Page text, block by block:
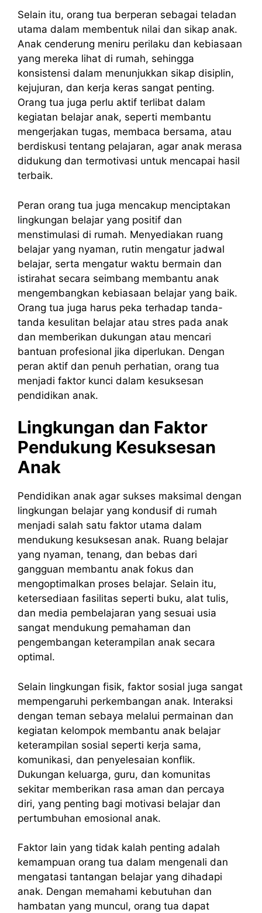
Selain itu, orang tua berperan sebagai teladan
utama dalam membentuk nilai dan sikap anak.
Anak cenderung meniru perilaku dan kebiasaan
yang mereka lihat di rumah, sehingga
konsistensi dalam menunjukkan sikap disiplin,
kejujuran, dan kerja keras sangat penting.
Orang tua juga perlu aktif terlibat dalam
kegiatan belajar anak, seperti membantu
mengerjakan tugas, membaca bersama, atau
berdiskusi tentang pelajaran, agar anak merasa
didukung dan termotivasi untuk mencapai hasil
terbaik.
Peran orang tua juga mencakup menciptakan
lingkungan belajar yang positif dan
menstimulasi di rumah. Menyediakan ruang
belajar yang nyaman, rutin mengatur jadwal
belajar, serta mengatur waktu bermain dan
istirahat secara seimbang membantu anak
mengembangkan kebiasaan belajar yang baik.
Orang tua juga harus peka terhadap tanda-
tanda kesulitan belajar atau stres pada anak
dan memberikan dukungan atau mencari
bantuan profesional jika diperlukan. Dengan
peran aktif dan penuh perhatian, orang tua
menjadi faktor kunci dalam kesuksesan
pendidikan anak.
Lingkungan dan Faktor
Pendukung Kesuksesan
Anak
Pendidikan anak agar sukses maksimal dengan
lingkungan belajar yang kondusif di rumah
menjadi salah satu faktor utama dalam
mendukung kesuksesan anak. Ruang belajar
yang nyaman, tenang, dan bebas dari
gangguan membantu anak fokus dan
mengoptimalkan proses belajar. Selain itu,
ketersediaan fasilitas seperti buku, alat tulis,
dan media pembelajaran yang sesuai usia
sangat mendukung pemahaman dan
pengembangan keterampilan anak secara
optimal.
Selain lingkungan fisik, faktor sosial juga sangat
mempengaruhi perkembangan anak. Interaksi
dengan teman sebaya melalui permainan dan
kegiatan kelompok membantu anak belajar
keterampilan sosial seperti kerja sama,
komunikasi, dan penyelesaian konflik.
Dukungan keluarga, guru, dan komunitas
sekitar memberikan rasa aman dan percaya
diri, yang penting bagi motivasi belajar dan
pertumbuhan emosional anak.
Faktor lain yang tidak kalah penting adalah
kemampuan orang tua dalam mengenali dan
mengatasi tantangan belajar yang dihadapi
anak. Dengan memahami kebutuhan dan
hambatan yang muncul, orang tua dapat